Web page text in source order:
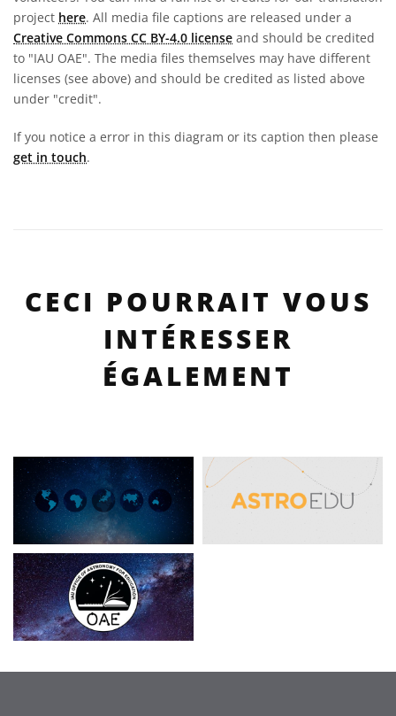
project here. All media file captions are released under a
Creative Commons CC BY-4.0 license and should be credited
to "IAU OAE". The media files themselves may have different
licenses (see above) and should be credited as listed above
under "credit".
If you notice a error in this diagram or its caption then please
get in touch.
CECI POURRAIT VOUS
INTÉRESSER
ÉGALEMENT